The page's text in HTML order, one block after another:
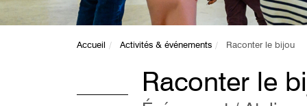
Accueil Activités & événements Raconter le bijou
Raconter le